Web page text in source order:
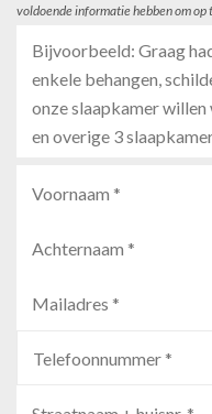
voldoende informatie hebben om op